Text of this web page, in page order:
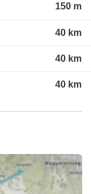
150 m
40 km
40 km
40 km